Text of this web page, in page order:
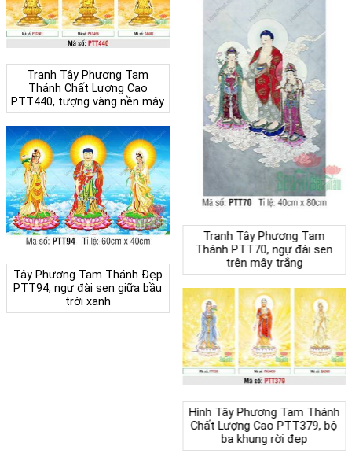
Tranh Tây Phương Tam
Thánh Chất Lượng Cao
PTT440, tượng vàng nền mây
Tranh Tây Phương Tam
Thánh PTT70, ngự đài sen
trên mây trắng
Tây Phương Tam Thánh Đẹp
PTT94, ngự đài sen giữa bầu
trời xanh
Hình Tây Phương Tam Thánh
Chất Lượng Cao PTT379, bộ
ba khung rời đẹp